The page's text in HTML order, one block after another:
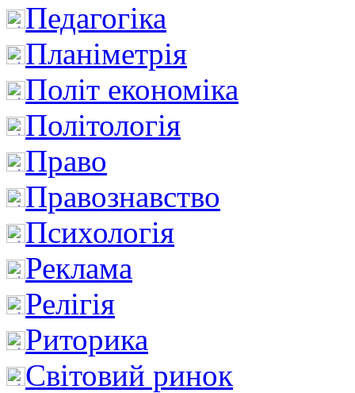
Педагогіка
Планіметрія
Політ економіка
Політологія
Право
Правознавство
Психологія
Реклама
Релігія
Риторика
Світовий ринок